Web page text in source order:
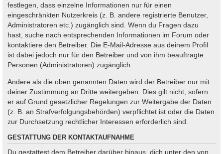
festlegen, dass einzelne Informationen nur für einen
eingeschränkten Nutzerkreis (z. B. andere registrierte Benutzer,
Administratoren etc.) zugänglich sind. Wenn du Fragen dazu
hast, suche nach entsprechenden Informationen im Forum oder
kontaktiere den Betreiber. Die E-Mail-Adresse aus deinem Profil
ist dabei jedoch nur für den Betreiber und von ihm beauftragte
Personen (Administratoren) zugänglich.
Andere als die oben genannten Daten wird der Betreiber nur mit
deiner Zustimmung an Dritte weitergeben. Dies gilt nicht, sofern
er auf Grund gesetzlicher Regelungen zur Weitergabe der Daten
(z. B. an Strafverfolgungsbehörden) verpflichtet ist oder die Daten
zur Durchsetzung rechtlicher Interessen erforderlich sind.
GESTATTUNG DER KONTAKTAUFNAHME
Du gestattest dem Betreiber darüber hinaus, dich unter den von